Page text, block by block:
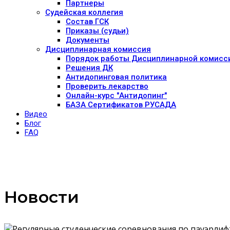
Партнеры
Судейская коллегия
Состав ГСК
Приказы (судьи)
Документы
Дисциплинарная комиссия
Порядок работы Дисциплинарной
Решения ДК
Антидопинговая политика
Проверить лекарство
Онлайн-курс "Антидопинг"
БАЗА Сертификатов РУСАДА
Видео
Блог
FAQ
Новости